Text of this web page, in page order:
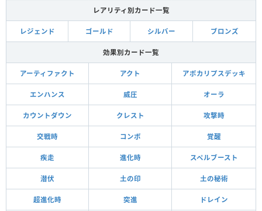
レアリティ別カード一覧
レジェンド ゴールド シルバー ブロンズ
効果別カード一覧
アーティファクト アクト アポカリプスデッキ
エンハンス 威圧 オーラ
カウントダウン クレスト 攻撃時
交戦時 コンボ 覚醒
疾走 進化時 スペルブースト
潜伏 土の印 土の秘術
超進化時 突進 ドレイン